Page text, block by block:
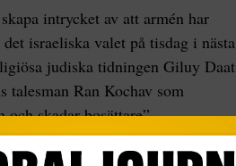
intrycket av att armén har
israeliska valet på tisdag i nästa
judiska tidningen Giluy Daat
Ran Kochav som
och skadar bosättare”.